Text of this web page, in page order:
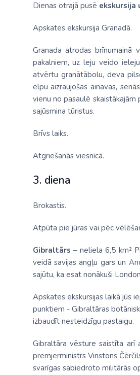
Dienas otrajā pusē ekskursija
Apskates ekskursija Granadā.
Granada atrodas brīnumainā
pakalniem, uz leju veido
atvērtu granātābolu, deva
elpu aizraujošas ainavas,
vienu no pasaulē
sajūsmina tūristus.
Brīvs laiks.
Atgriešanās viesnīcā.
3. diena
Brokastis.
Atpūta pie jūras vai pēc
Gibraltārs – neliela 6,5 km²
veidā savijas angļu gars un
sajūtu, ka esat nonākuši
Apskates ekskursijas laikā jūs
punktiem - Gibraltāras
izbaudīt nesteidzīgu pastaigu.
Gibraltāra vēsture saistīta arī
premjerministrs Vinstons
svarīgas sabiedroto militārās